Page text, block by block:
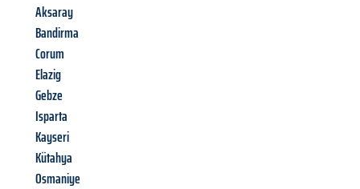
Aksaray
Bandirma
Corum
Elazig
Gebze
Isparta
Kayseri
Kütahya
Osmaniye